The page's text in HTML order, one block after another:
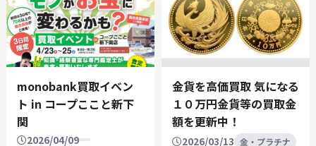
monobank買取イベン
ト in コープここと新下
関
2026/04/09
金貨を高価買取 気になる
１０万円金貨等の買取金
額を更新中！
2026/03/13 金・プラチナ